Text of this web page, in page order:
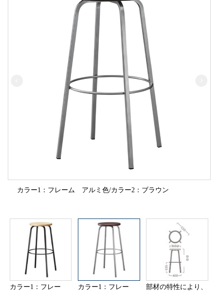
カラー1：フレーム アルミ色/カラー2：ブラウン
カラー1：フレー
カラー1：フレー
部材の特性により、